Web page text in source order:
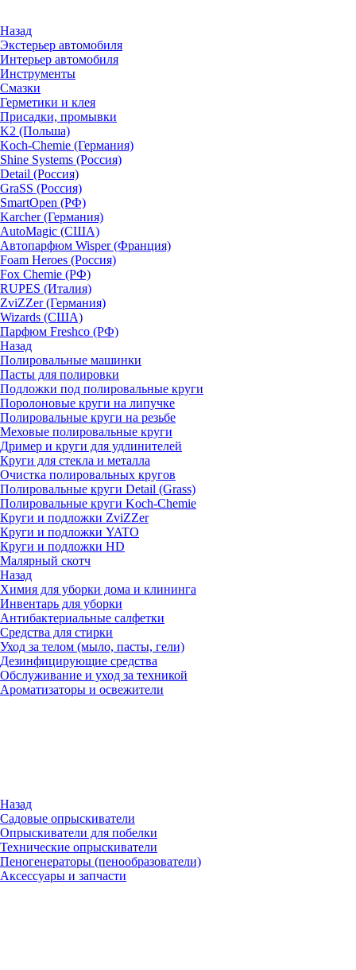
Назад
Экстерьер автомобиля
Интерьер автомобиля
Инструменты
Смазки
Герметики и клея
Присадки, промывки
K2 (Польша)
Koch-Chemie (Германия)
Shine Systems (Россия)
Detail (Россия)
GraSS (Россия)
SmartOpen (РФ)
Karcher (Германия)
AutoMagic (США)
Автопарфюм Wisper (Франция)
Foam Heroes (Россия)
Fox Chemie (РФ)
RUPES (Италия)
ZviZZer (Германия)
Wizards (США)
Парфюм Freshco (РФ)
Назад
Полировальные машинки
Пасты для полировки
Подложки под полировальные круги
Поролоновые круги на липучке
Полировальные круги на резьбе
Меховые полировальные круги
Дример и круги для удлинителей
Круги для стекла и металла
Очистка полировальных кругов
Полировальные круги Detail (Grass)
Полировальные круги Koch-Chemie
Круги и подложки ZviZZer
Круги и подложки YATO
Круги и подложки HD
Малярный скотч
Назад
Химия для уборки дома и клининга
Инвентарь для уборки
Антибактериальные салфетки
Средства для стирки
Уход за телом (мыло, пасты, гели)
Дезинфицирующие средства
Обслуживание и уход за техникой
Ароматизаторы и освежители
Назад
Садовые опрыскиватели
Опрыскиватели для побелки
Технические опрыскиватели
Пеногенераторы (пенообразователи)
Аксессуары и запчасти